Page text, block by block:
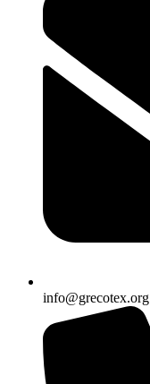
info@grecotex.org